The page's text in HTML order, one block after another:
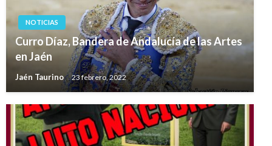
NOTICIAS
Curro Díaz, Bandera de Andalucía de las Artes
en Jaén
Jaén Taurino 23 febrero, 2022